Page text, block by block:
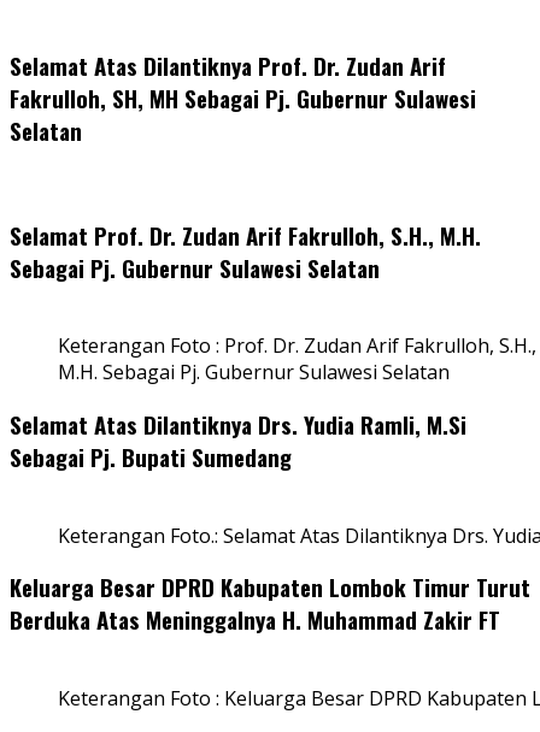
Selamat Atas Dilantiknya Prof. Dr. Zudan Arif
Fakrulloh, SH, MH Sebagai Pj. Gubernur Sulawesi
Selatan
Selamat Prof. Dr. Zudan Arif Fakrulloh, S.H., M.H.
Sebagai Pj. Gubernur Sulawesi Selatan
Keterangan Foto : Prof. Dr. Zudan Arif Fakrulloh, S.H.,
M.H. Sebagai Pj. Gubernur Sulawesi Selatan
Selamat Atas Dilantiknya Drs. Yudia Ramli, M.Si
Sebagai Pj. Bupati Sumedang
Keterangan Foto.: Selamat Atas Dilantiknya Drs.
Keluarga Besar DPRD Kabupaten Lombok Timur Turut
Berduka Atas Meninggalnya H. Muhammad Zakir FT
Keterangan Foto : Keluarga Besar DPRD